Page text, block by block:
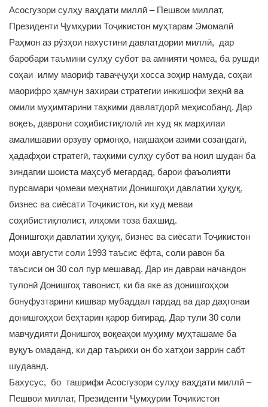
Асосгузори сулҳу ваҳдати миллӣ – Пешвои миллат,
Президенти Ҷумҳурии Тоҷикистон муҳтарам Эмомалӣ
Раҳмон аз рӯзҳои нахустини давлатдории миллӣ, дар
баробари таъмини сулҳу субот ва амнияти ҷомеа, ба рушди
соҳаи илму маориф таваҷҷуҳи хосса зоҳир намуда, соҳаи
маорифро ҳамчун захираи стратегии инкишофи зеҳнӣ ва
омили муҳимтарини таҳкими давлатдорӣ меҳисобанд. Дар
воқеъ, даврони соҳибистиқлолӣ ин худ як марҳилаи
амалишавии орзуву ормонҳо, нақшаҳои азими созандагӣ,
ҳадафҳои стратегӣ, таҳкими сулҳу субот ва ноил шудан ба
зиндагии шоиста маҳсуб мегардад, барои фаъолияти
пурсамари ҷомеаи меҳнатии Донишгоҳи давлатии ҳуқуқ,
бизнес ва сиёсати Тоҷикистон, ки худ меваи
соҳибистиқлолист, илҳоми тоза бахшид.
Донишгоҳи давлатии ҳуқуқ, бизнес ва сиёсати Тоҷикистон
моҳи августи соли 1993 таъсис ёфта, соли равон ба
таъсиси он 30 сол пур мешавад. Дар ин давраи начандон
тулонӣ Донишгоҳ тавонист, ки ба яке аз донишгоҳҳои
бонуфузтарини кишвар мубаддал гардад ва дар даҳгонаи
донишгоҳҳои беҳтарин қарор бигирад. Дар тули 30 соли
мавҷудияти Донишгоҳ воқеаҳои муҳиму муҳташаме ба
вуқуъ омаданд, ки дар таърихи он бо хатҳои заррин сабт
шудаанд.
Бахусус, бо ташрифи Асосгузори сулҳу ваҳдати миллӣ –
Пешвои миллат, Президенти Ҷумҳурии Тоҷикистон